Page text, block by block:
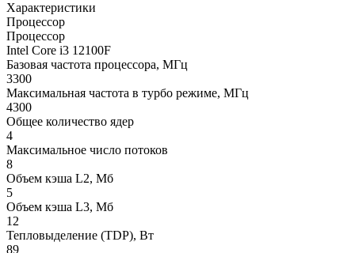
Характеристики
Процессор
Процессор
Intel Core i3 12100F
Базовая частота процессора, МГц
3300
Максимальная частота в турбо режиме, МГц
4300
Общее количество ядер
4
Максимальное число потоков
8
Объем кэша L2, Мб
5
Объем кэша L3, Мб
12
Тепловыделение (TDP), Вт
89